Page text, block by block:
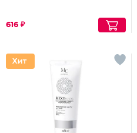
616 ₽